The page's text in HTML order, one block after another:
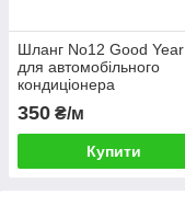
Шланг No12 Good Year
для автомобільного
кондиціонера
350 ₴/м
Купити